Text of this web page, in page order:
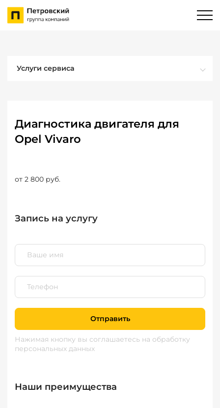
Услуги сервиса
Диагностика двигателя для
Opel Vivaro
от 2 800 руб.
Запись на услугу
Отправить
Нажимая кнопку вы соглашаетесь на обработку
персональных данных
Наши преимущества